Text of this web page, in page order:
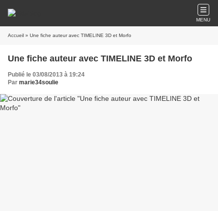
MENU
Accueil » Une fiche auteur avec TIMELINE 3D et Morfo
Une fiche auteur avec TIMELINE 3D et Morfo
Publié le 03/08/2013 à 19:24
Par marie34soulie